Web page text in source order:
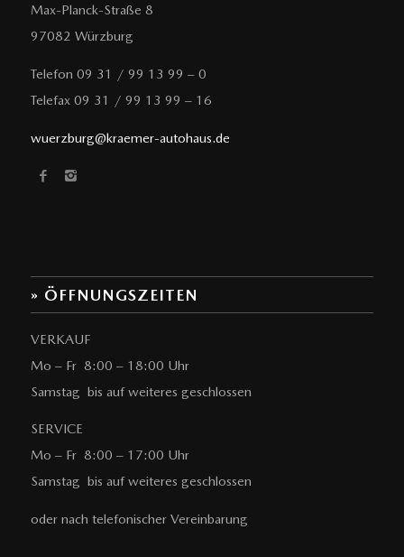
Max-Planck-Straße 8
97082 Würzburg
Telefon 09 31 / 99 13 99 – 0
Telefax 09 31 / 99 13 99 – 16
wuerzburg@kraemer-autohaus.de
» ÖFFNUNGSZEITEN
VERKAUF
Mo – Fr 8:00 – 18:00 Uhr
Samstag bis auf weiteres geschlossen
SERVICE
Mo – Fr 8:00 – 17:00 Uhr
Samstag bis auf weiteres geschlossen
oder nach telefonischer Vereinbarung